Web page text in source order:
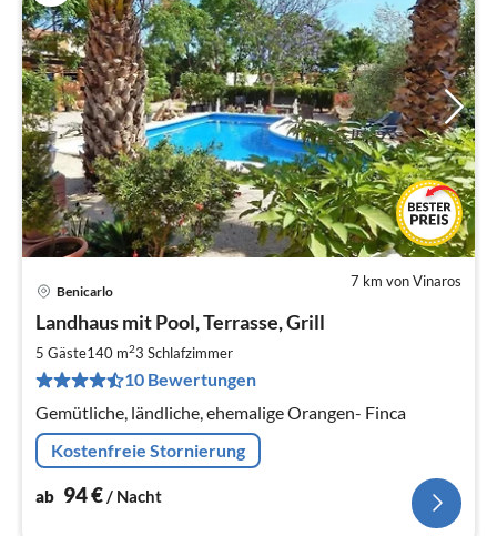
7 km von Vinaros
Benicarlo
Landhaus mit Pool, Terrasse, Grill
5 Gäste140 m23 Schlafzimmer
10 Bewertungen
Gemütliche, ländliche, ehemalige Orangen- Finca
Kostenfreie Stornierung
ab 94€/ Nacht